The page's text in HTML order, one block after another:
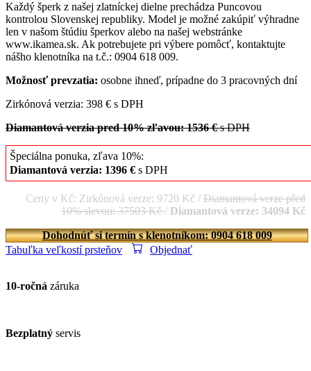
Každý šperk z našej zlatníckej dielne prechádza Puncovou
kontrolou Slovenskej republiky. Model je možné zakúpiť výhradne
len v našom štúdiu šperkov alebo na našej webstránke
www.ikamea.sk. Ak potrebujete pri výbere pomôcť, kontaktujte
nášho klenotníka na t.č.: 0904 618 009.
Možnosť prevzatia: osobne ihneď, prípadne do 3 pracovných dní
Zirkónová verzia: 398 € s DPH
Diamantová verzia pred 10% zľavou: 1536 €s DPH
Špeciálna ponuka, zľava 10%:
Diamantová verzia: 1396 € s DPH
Ceny v Kč: Zirkónová verze: 9720 Kč / Diamantová verze před
10% slevou: 37503 Kč/ Diamantová verze: 34094 Kč
Dohodnúť si termín s klenotníkom: 0904 618 009
Tabuľka veľkostí prsteňov
Objednať
10-ročná záruka
Bezplatný servis